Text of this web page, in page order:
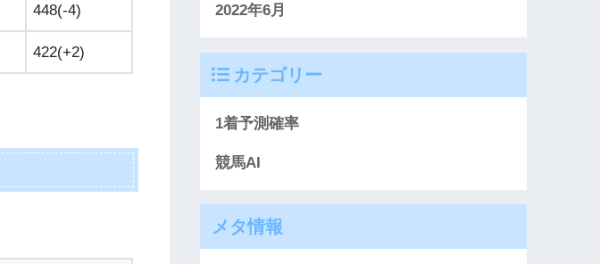
448(-4)
422(+2)
2022年6月
カテゴリー
1着予測確率
競馬AI
メタ情報